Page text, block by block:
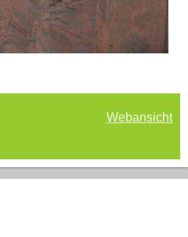
Webansicht